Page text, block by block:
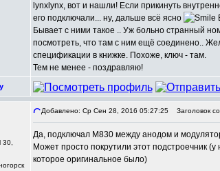
lynxlynx, вот и нашли! Если прикинуть
его подключали... ну, дальше всё ясно
Бывает с ними такое .. Уж больно странный
посмотреть, что там с ним ещё соединено..
спецификации в книжке. Похоже, ключ - там.
Тем не менее - поздравляю!
30,
Добавлено: Ср Сен 28, 2016 05:27:25 Заголовок
Да, подключал M830 между анодом и
Может просто покрутили этот подстроечник
которое оригинальное было)